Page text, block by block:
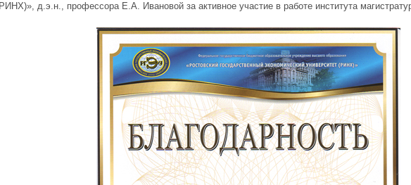
д.э.н., профессора Е.А. Ивановой за активное участие в работе института